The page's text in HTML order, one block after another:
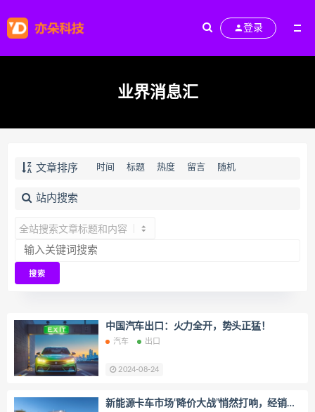
登录
业界消息汇
文章排序 时间 标题 热度 留言 随机
站内搜索
中国汽车出口：火力全开，势头正猛！
汽车 出口
2024-08-24
新能源卡车市场“降价大战”悄然打响，经销商